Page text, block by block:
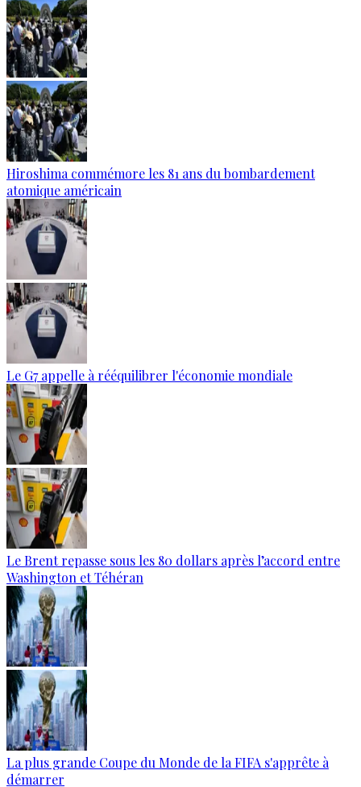
Hiroshima commémore les 81 ans du bombardement
atomique américain
Le G7 appelle à rééquilibrer l'économie mondiale
Le Brent repasse sous les 80 dollars après l’accord entre
Washington et Téhéran
La plus grande Coupe du Monde de la FIFA s'apprête à
démarrer